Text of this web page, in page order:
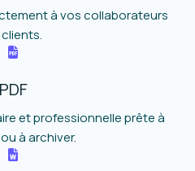
à vos collaborateurs
PDF
et professionnelle prête à
à archiver.